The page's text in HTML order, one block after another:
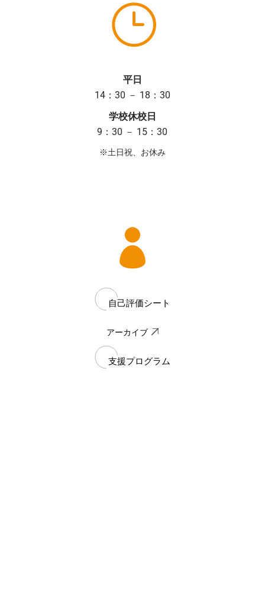
平日
14：30 － 18：30
学校休校日
9：30 － 15：30
※土日祝、お休み
自己評価シート
アーカイブ
支援プログラム